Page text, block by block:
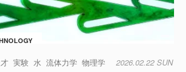
実験 水 流体力学 物理学 2026.02.22 SUN